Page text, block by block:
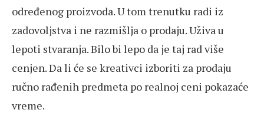
određenog proizvoda. U tom trenutku radi iz
zadovoljstva i ne razmišlja o prodaju. Uživa u
lepoti stvaranja. Bilo bi lepo da je taj rad više
cenjen. Da li će se kreativci izboriti za prodaju
ručno rađenih predmeta po realnoj ceni pokazaće
vreme.